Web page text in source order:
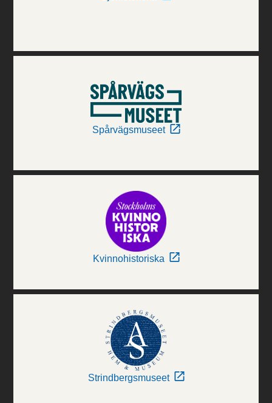
Spårvägsmuseet
Kvinnohistoriska
Strindbergsmuseet